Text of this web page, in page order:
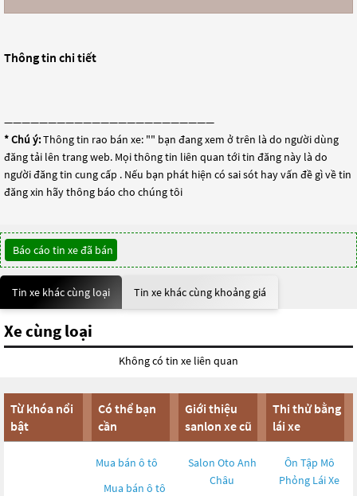
Thông tin chi tiết
————————————————————————
* Chú ý:Thông tin rao bán xe: "" bạn đang xem ở trên là do người dùng
đăng tải lên trang web. Mọi thông tin liên quan tới tin đăng này là do
người đăng tin cung cấp . Nếu bạn phát hiện có sai sót hay vấn đề gì về tin
đăng xin hãy thông báo cho chúng tôi
Báo cáo tin xe đã bán
Tin xe khác cùng loại Tin xe khác cùng khoảng giá
Xe cùng loại
Không có tin xe liên quan
Từ khóa nổi
bật
Có thể bạn
cần
Mua bán ô tô
Mua bán ô tô
Giới thiệu
sanlon xe cũ
Salon Oto Anh
Châu
Thi thử bằng
lái xe
Ôn Tập Mô
Phỏng Lái Xe